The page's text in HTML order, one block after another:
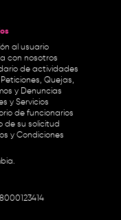
al usuario
con nosotros
de actividades
Peticiones, Quejas,
y Denuncias
y Servicios
de funcionarios
de su solicitud
y Condiciones